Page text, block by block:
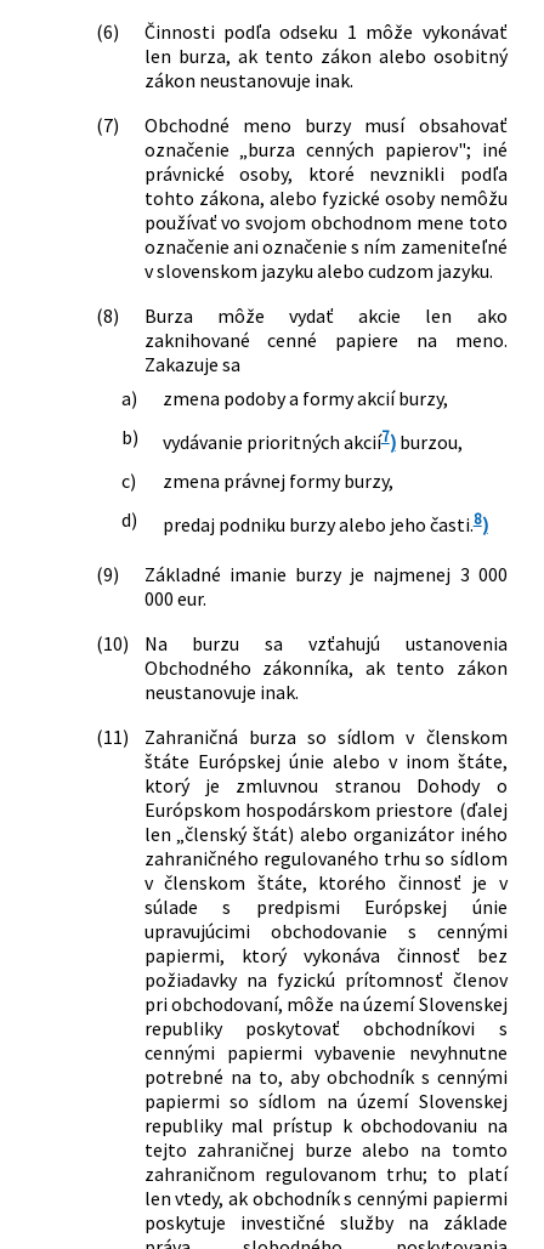
investičných službách a o zmene a
doplnení niektorých zákonov (zákon o
cenných papieroch) v znení neskorších
predpisov a ktorým sa menia a
dopĺňajú niektoré zákony
237/2017 Z. z.
Zákon, ktorým sa mení a dopĺňa zákon
č. 566/2001 Z. z. o cenných papieroch a
investičných službách a o zmene a
doplnení niektorých zákonov (zákon o
cenných papieroch) v znení neskorších
predpisov a ktorým sa menia a
dopĺňajú niektoré zákony
177/2018 Z. z.
Zákon o niektorých opatreniach na
znižovanie administratívnej záťaže
využívaním informačných systémov
verejnej správy a o zmene a doplnení
niektorých zákonov (zákon proti
byrokracii)
373/2018 Z. z.
Zákon, ktorým sa mení a dopĺňa zákon
situácií na finančnom trhu a o zmene a
doplnení niektorých zákonov v znení
menia a dopĺňajú niektoré zákony
340/2020 Z. z.
Zákon, ktorým sa mení a dopĺňa zákon
č. 483/2001 Z. z. o bankách a o zmene a
doplnení niektorých zákonov v znení
neskorších predpisov a ktorým sa
menia a dopĺňajú niektoré zákony
209/2021 Z. z.
Zákon, ktorým sa mení a dopĺňa zákon
č. 566/2001 Z. z. o cenných papieroch a
investičných službách a o zmene a
doplnení niektorých zákonov (zákon o
cenných papieroch) v znení neskorších
predpisov a ktorým sa menia a
dopĺňajú niektoré zákony
310/2021 Z. z.
Zákon, ktorým sa mení a dopĺňa zákon
č. 177/2018 Z. z. o niektorých
opatreniach na znižovanie
administratívnej záťaže využívaním
informačných systémov verejnej správy
a o zmene a doplnení niektorých
zákonov (zákon proti byrokracii) v
znení zákona č. 221/2019 Z. z. a ktorým
sa menia a dopĺňajú niektoré zákony
208/2022 Z. z.
Zákon, ktorým sa mení a dopĺňa zákon
(6)
Činnosti podľa odseku 1 môže vykonávať
len burza, ak tento zákon alebo osobitný
zákon neustanovuje inak.
(7)
Obchodné meno burzy musí obsahovať
označenie „burza cenných papierov"; iné
právnické osoby, ktoré nevznikli podľa
tohto zákona, alebo fyzické osoby nemôžu
používať vo svojom obchodnom mene toto
označenie ani označenie s ním zameniteľné
v slovenskom jazyku alebo cudzom jazyku.
(8)
Burza môže vydať akcie len ako
zaknihované cenné papiere na meno.
Zakazuje sa
a)
zmena podoby a formy akcií burzy,
b)
vydávanie prioritných akcií7)burzou,
c)
zmena právnej formy burzy,
d)
predaj podniku burzy alebo jeho časti.8)
(9)
Základné imanie burzy je najmenej 3 000
000 eur.
(10)
Na burzu sa vzťahujú ustanovenia
Obchodného zákonníka, ak tento zákon
neustanovuje inak.
(11)
Zahraničná burza so sídlom v členskom
štáte Európskej únie alebo v inom štáte,
ktorý je zmluvnou stranou Dohody o
Európskom hospodárskom priestore (ďalej
len „členský štát) alebo organizátor iného
zahraničného regulovaného trhu so sídlom
v členskom štáte, ktorého činnosť je v
súlade s predpismi Európskej únie
upravujúcimi obchodovanie s cennými
papiermi, ktorý vykonáva činnosť bez
požiadavky na fyzickú prítomnosť členov
pri obchodovaní, môže na území Slovenskej
republiky poskytovať obchodníkovi s
cennými papiermi vybavenie nevyhnutne
potrebné na to, aby obchodník s cennými
papiermi so sídlom na území Slovenskej
republiky mal prístup k obchodovaniu na
tejto zahraničnej burze alebo na tomto
zahraničnom regulovanom trhu; to platí
len vtedy, ak obchodník s cennými papiermi
poskytuje investičné služby na základe